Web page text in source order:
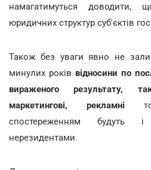
намагатимуться
юридичних структур суб'єктів
Також без уваги явно не
минулих років відносини по
вираженого результату,
маркетингові, рекламні
спостереженням будуть
нерезидентами.